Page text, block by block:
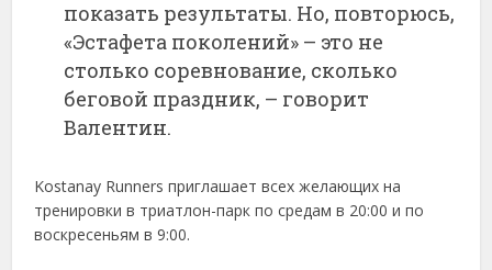
показать результаты. Но, повторюсь,
«Эстафета поколений» – это не
столько соревнование, сколько
беговой праздник, – говорит
Валентин.
Kostanay Runners приглашает всех желающих на
тренировки в триатлон-парк по средам в 20:00 и по
воскресеньям в 9:00.